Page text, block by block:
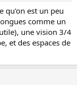
qu'on est un peu
comme un
une vision 3/4
et des espaces de